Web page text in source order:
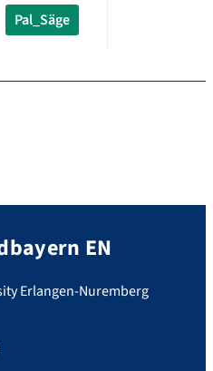
Pal_Säge
EN
Erlangen-Nuremberg